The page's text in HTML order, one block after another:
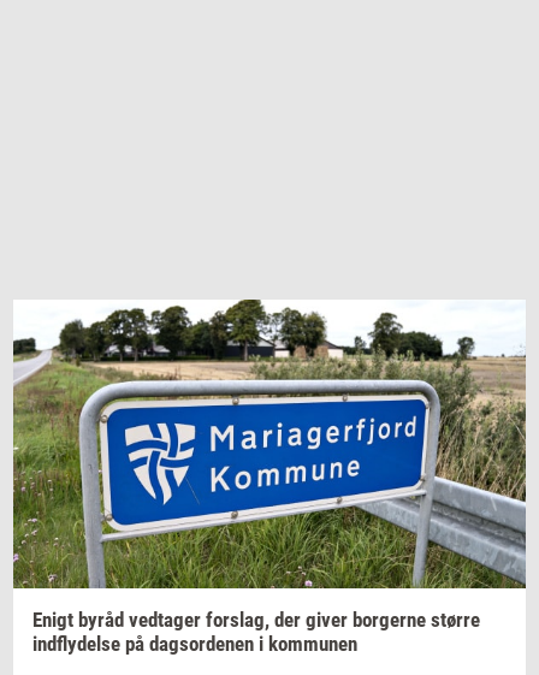
Enigt byråd ved­ta­ger for­slag, der giver bor­ger­ne stør­re
ind­fly­del­se på dags­or­de­nen i kom­mu­nen